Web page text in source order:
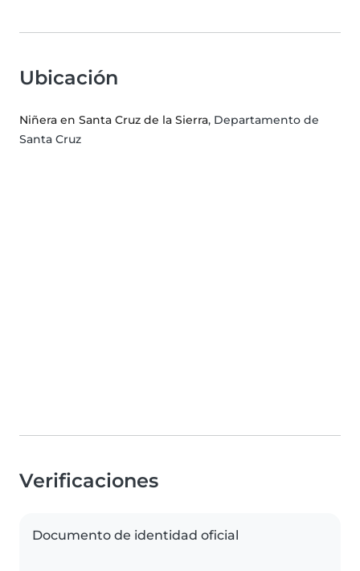
Ubicación
Niñera en Santa Cruz de la Sierra, Departamento de
Santa Cruz
Verificaciones
Documento de identidad oficial